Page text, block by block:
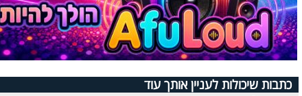
כתבות שיכולות לעניין אותך עוד